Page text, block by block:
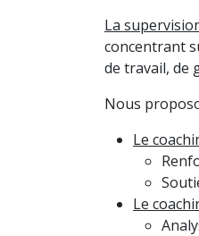
La
concentrant
de travail, de
Nous
Le
Le